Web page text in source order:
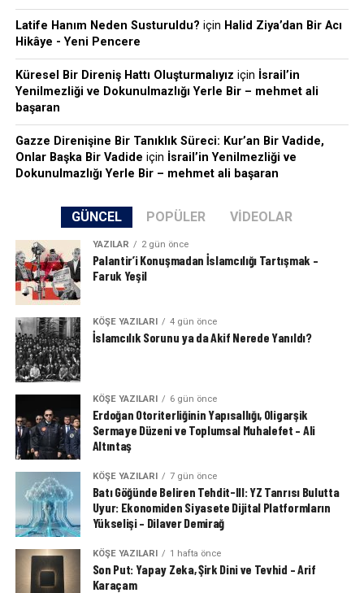
Latife Hanım Neden Susturuldu? için Halid Ziya’dan Bir Acı
Hikâye - Yeni Pencere
Küresel Bir Direniş Hattı Oluşturmalıyız için İsrail’in
Yenilmezliği ve Dokunulmazlığı Yerle Bir – mehmet ali
başaran
Gazze Direnişine Bir Tanıklık Süreci: Kur’an Bir Vadide,
Onlar Başka Bir Vadide için İsrail’in Yenilmezliği ve
Dokunulmazlığı Yerle Bir – mehmet ali başaran
GÜNCEL POPÜLER VIDEOLAR
YAZILAR 2 gün önce
Palantir’i Konuşmadan İslamcılığı Tartışmak –
Faruk Yeşil
KÖŞE YAZILARI 4 gün önce
İslamcılık Sorunu ya da Akif Nerede Yanıldı?
KÖŞE YAZILARI 6 gün önce
Erdoğan Otoriterliğinin Yapısallığı, Oligarşik
Sermaye Düzeni ve Toplumsal Muhalefet – Ali
Altıntaş
KÖŞE YAZILARI 7 gün önce
Batı Göğünde Beliren Tehdit-III: YZ Tanrısı Bulutta
Uyur: Ekonomiden Siyasete Dijital Platformların
Yükselişi – Dilaver Demirağ
KÖŞE YAZILARI 1 hafta önce
Son Put: Yapay Zeka, Şirk Dini ve Tevhid – Arif
Karaçam